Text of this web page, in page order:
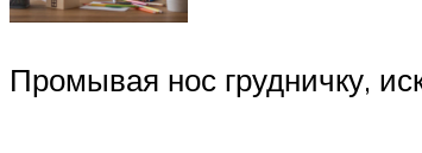
Промывая нос грудничку,